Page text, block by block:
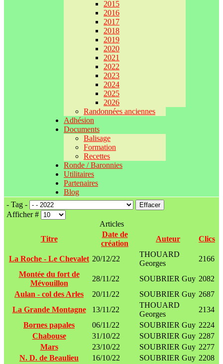
2015
2016
2017
2018
2019
2020
2021
2022
2023
2024
2025
2026
Randonnées anciennes
Adhésion
Documents
Balisage
Formation
Recettes
Ronde / Baronnies
Utilitaires
Partenaires
Blog
- Tag -
Effacer
Afficher #
Articles
Titre
Date de
création
Auteur Clics
La Roche - Le Chevalet 20/12/22
THOUARD
Georges
2166
Montée du fort de
Mévouillon
28/11/22 SOUBRIER Guy 2082
Aulan - col des Arles
20/11/22 SOUBRIER Guy 2687
La Grande Montagne
13/11/22
THOUARD
Georges
2134
Bornes papales
06/11/22 SOUBRIER Guy 2224
Chabouse
31/10/22 SOUBRIER Guy 2287
Mars
23/10/22 SOUBRIER Guy 2277
N. D. de Beaulieu
16/10/22 SOUBRIER Guy 2208